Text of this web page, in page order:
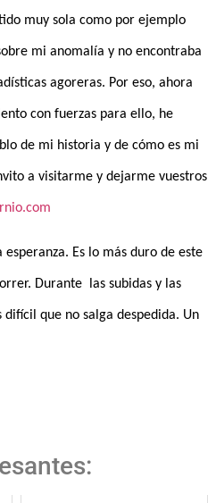
muy sola como por ejemplo
mi anomalía y no encontraba
agoreras. Por eso, ahora
con fuerzas para ello, he
de mi historia y de cómo es mi
a visitarme y dejarme vuestros
Es lo más duro de este
Durante las subidas y las
difícil que no salga despedida. Un